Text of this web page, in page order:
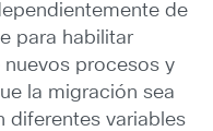
de
para habilitar
procesos y
la migración sea
diferentes variables